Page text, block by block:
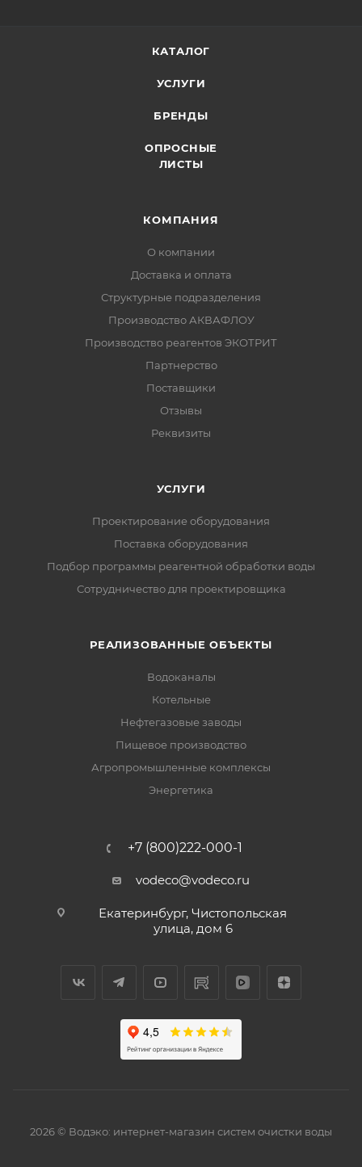
КАТАЛОГ
УСЛУГИ
БРЕНДЫ
ОПРОСНЫЕ
ЛИСТЫ
КОМПАНИЯ
О компании
Доставка и оплата
Структурные подразделения
Производство АКВАФЛОУ
Производство реагентов ЭКОТРИТ
Партнерство
Поставщики
Отзывы
Реквизиты
УСЛУГИ
Проектирование оборудования
Поставка оборудования
Подбор программы реагентной обработки воды
Сотрудничество для проектировщика
РЕАЛИЗОВАННЫЕ ОБЪЕКТЫ
Водоканалы
Котельные
Нефтегазовые заводы
Пищевое производство
Агропромышленные комплексы
Энергетика
+7 (800)222-000-1
vodeco@vodeco.ru
Екатеринбург, Чистопольская
улица, дом 6
2026 © Водэко: интернет-магазин систем очистки воды